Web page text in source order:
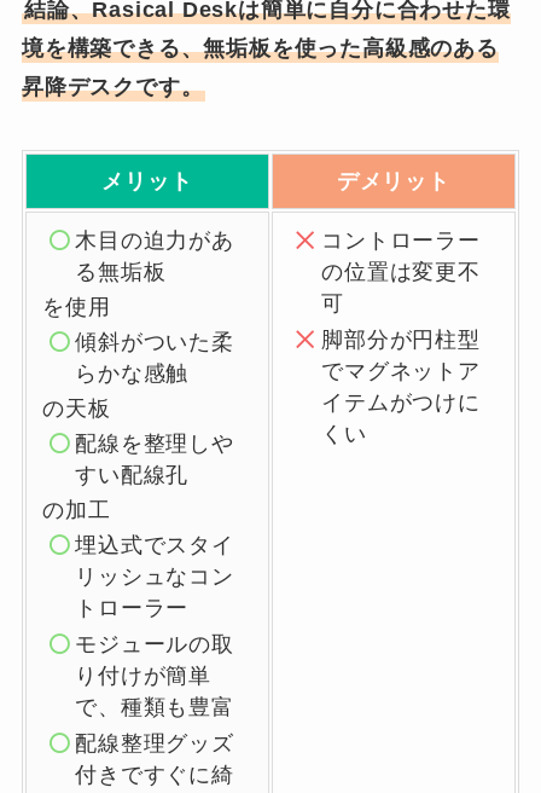
結論、Rasical Deskは簡単に自分に合わせた環
境を構築できる、無垢板を使った高級感のある
昇降デスクです。
メリット デメリット
木目の迫力があ
る無垢板
を使用
傾斜がついた柔
らかな感触
の天板
配線を整理しや
すい配線孔
の加工
埋込式でスタイ
リッシュなコン
トローラー
モジュールの取
り付けが簡単
で、種類も豊富
配線整理グッズ
付きですぐに綺
コントローラー
の位置は変更不
可
脚部分が円柱型
でマグネットア
イテムがつけに
くい